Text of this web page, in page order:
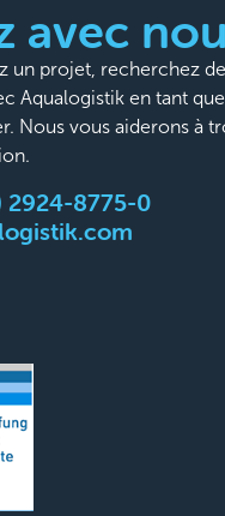
avec
un projet, recherchez
Aqualogistik en tant
Nous vous aiderons à
2924-8775-0